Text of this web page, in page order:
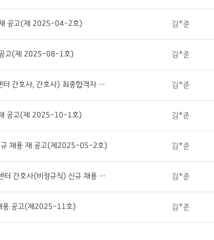
재 공고(제 2025-04-2호) 김*준
공고(제 2025-08-1호) 김*준
(채용공고 제 2025-07호,09호)정규직(건강증진센터 간호사, 간호사) 최종합격자 발표(면접일 2025.04.04.) 김*준
재 공고(제 2025-10-1호) 김*준
규 채용 재 공고(제2025-05-2호) 김*준
경기도의료원 포천병원 찾아가는 경기도 돌봄의료센터 간호사(비정규직) 신규 채용 공고(제2025-12호) 김*준
용 공고(제2025-11호) 김*준